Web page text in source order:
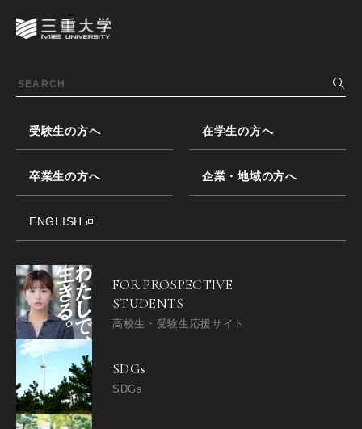
受験生の方へ 在学生の方へ
卒業生の方へ 企業・地域の方へ
ENGLISH
FOR PROSPECTIVE
STUDENTS
高校生・受験生応援サイト
SDGs
SDGs